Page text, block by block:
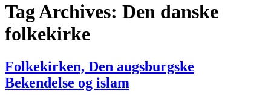
Tag Archives: Den danske
folkekirke
Folkekirken, Den augsburgske
Bekendelse og islam